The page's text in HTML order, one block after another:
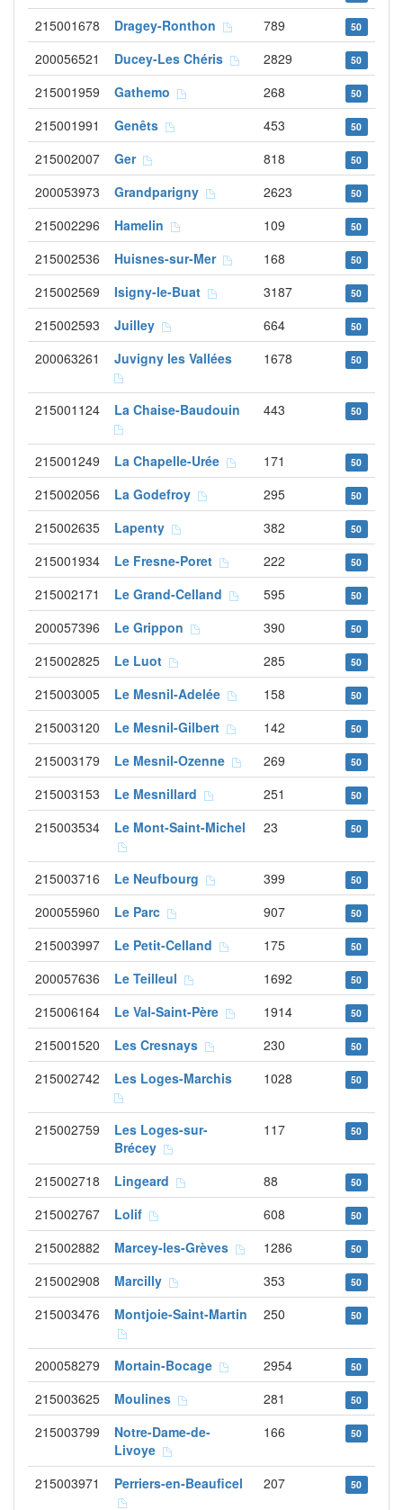
215001678
Dragey-Ronthon 789 50
200056521 Ducey-Les Chéris 2829 50
215001959 Gathemo 268 50
215001991 Genêts 453 50
215002007 Ger 818 50
200053973 Grandparigny 2623 50
215002296 Hamelin 109 50
215002536 Huisnes-sur-Mer 168 50
215002569 Isigny-le-Buat 3187 50
215002593 Juilley 664 50
200063261 Juvigny les Vallées 1678 50
215001124 La Chaise-Baudouin 443 50
215001249 La Chapelle-Urée 171 50
215002056 La Godefroy 295 50
215002635 Lapenty 382 50
215001934 Le Fresne-Poret 222 50
215002171 Le Grand-Celland 595 50
200057396 Le Grippon 390 50
215002825 Le Luot 285 50
215003005 Le Mesnil-Adelée 158 50
215003120 Le Mesnil-Gilbert 142 50
215003179 Le Mesnil-Ozenne 269 50
215003153 Le Mesnillard 251 50
215003534 Le Mont-Saint-Michel 23 50
215003716 Le Neufbourg 399 50
200055960 Le Parc 907 50
215003997 Le Petit-Celland 175 50
200057636 Le Teilleul 1692 50
215006164 Le Val-Saint-Père 1914 50
215001520 Les Cresnays 230 50
215002742 Les Loges-Marchis 1028 50
215002759
Les Loges-sur-
Brécey
117 50
215002718 Lingeard 88 50
215002767 Lolif 608 50
215002882 Marcey-les-Grèves 1286 50
215002908 Marcilly 353 50
215003476 Montjoie-Saint-Martin 250 50
200058279 Mortain-Bocage 2954 50
215003625 Moulines 281 50
215003799
Notre-Dame-de-
Livoye
166 50
215003971 Perriers-en-Beauficel 207 50